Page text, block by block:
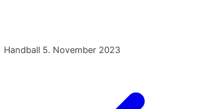
Handball 5. November 2023